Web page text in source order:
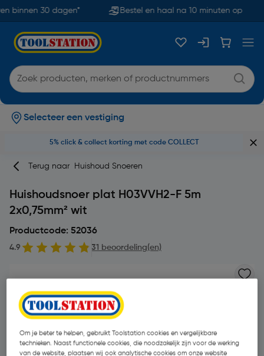
binnen 30 dagen* Bestel en haal na 10 minuten op
Selecteer een vestiging
5% click & collect korting met code COLLECT
Terug naar Huishoud Snoeren
Huishoudsnoer plat H03VVH2-F 5m
2x0,75mm² wit
Productcode: 52036
4.9 31 beoordeling(en)
Om je beter te helpen, gebruikt Toolstation cookies en vergelijkbare
technieken. Naast functionele cookies, die noodzakelijk zijn voor de werking
van de website, plaatsen wij ook analytische cookies om onze website